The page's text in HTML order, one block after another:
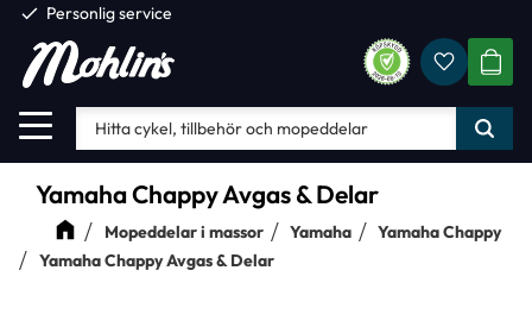
Meny
check Personlig service
Yamaha Chappy Avgas & Delar
Mopeddelar i massor Yamaha
Yamaha Chappy
Yamaha Chappy Avgas & Delar